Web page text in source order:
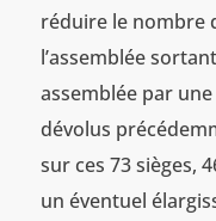
réduire le nombre
l’assemblée
assemblée par
dévolus
sur ces 73 sièges,
un éventuel